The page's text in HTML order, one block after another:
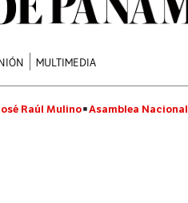
MULTIMEDIA
Raúl Mulino Asamblea Nacional